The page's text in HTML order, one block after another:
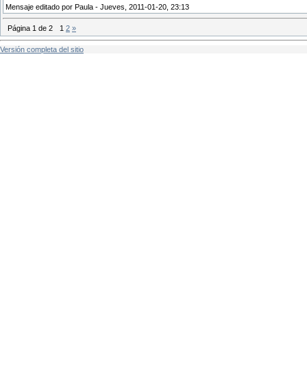
Mensaje editado por Paula - Jueves, 2011-01-20, 23:13
Página 1 de 2 1 2 »
Versión completa del sitio